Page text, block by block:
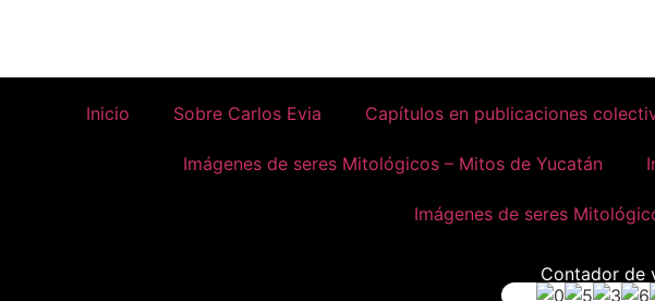
Inicio Sobre Carlos Evia Capítulos en publicaciones
Imágenes de seres Mitológicos – Mitos de Yucatán
Imágenes de seres
Contador de